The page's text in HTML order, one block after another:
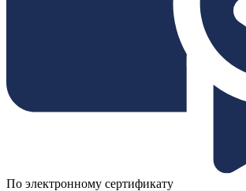
По электронному сертификату